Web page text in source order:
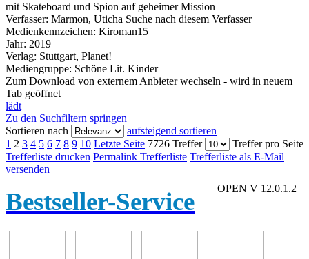
mit Skateboard und Spion auf geheimer Mission
Verfasser: Marmon, Uticha Suche nach diesem Verfasser
Medienkennzeichen: Kiroman15
Jahr: 2019
Verlag: Stuttgart, Planet!
Mediengruppe: Schöne Lit. Kinder
Zum Download von externem Anbieter wechseln - wird in neuem
Tab geöffnet
lädt
Zu den Suchfiltern springen
Sortieren nach
aufsteigend sortieren
1 2 3 4 5 6 7 8 9 10 Letzte Seite 7726 Treffer
Treffer pro Seite
Trefferliste drucken Permalink Trefferliste Trefferliste als E-Mail
versenden
OPEN V 12.0.1.2
Bestseller-Service